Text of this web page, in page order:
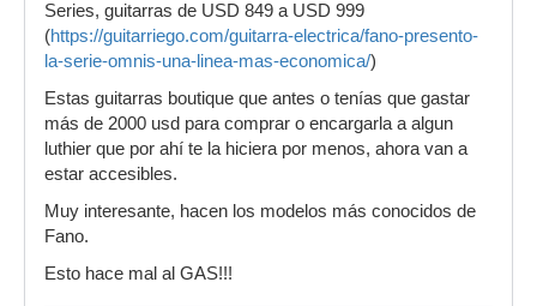
Series, guitarras de USD 849 a USD 999
(https://guitarriego.com/guitarra-electrica/fano-presento-
la-serie-omnis-una-linea-mas-economica/)
Estas guitarras boutique que antes o tenías que gastar
más de 2000 usd para comprar o encargarla a algun
luthier que por ahí te la hiciera por menos, ahora van a
estar accesibles.
Muy interesante, hacen los modelos más conocidos de
Fano.
Esto hace mal al GAS!!!